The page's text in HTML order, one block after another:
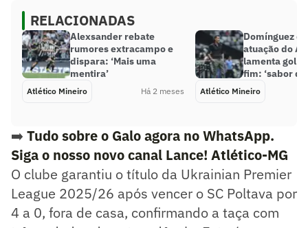
RELACIONADAS
Alexsander rebate
rumores extracampo e
dispara: ‘Mais uma
mentira’
Atlético Mineiro Há 2 meses
Domínguez
atuação do
lamenta gol
fim: ‘sabor
Atlético Mineiro
➡️ Tudo sobre o Galo agora no WhatsApp.
Siga o nosso novo canal Lance! Atlético-MG
O clube garantiu o título da Ukrainian Premier
League 2025/26 após vencer o SC Poltava por
4 a 0, fora de casa, confirmando a taça com